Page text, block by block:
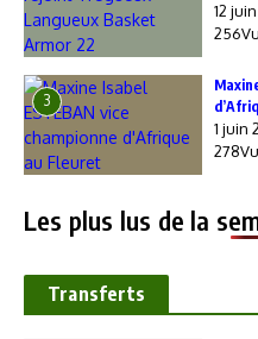
12
3
1 juin
Les plus lus de la
Transferts